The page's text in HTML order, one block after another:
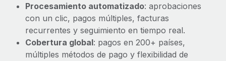
Procesamiento automatizado: aprobaciones
con un clic, pagos múltiples, facturas
recurrentes y seguimiento en tiempo real.
Cobertura global: pagos en 200+ países,
múltiples métodos de pago y flexibilidad de